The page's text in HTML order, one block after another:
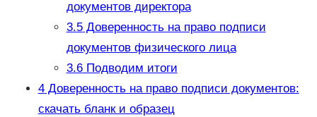
документов директора
3.5Доверенность на право подписи
документов физического лица
3.6Подводим итоги
4Доверенность на право подписи документов:
скачать бланк и образец